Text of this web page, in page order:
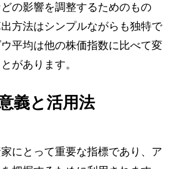
の影響を調整するためのもの
方法はシンプルながらも独特で
平均は他の株価指数に比べて変
があります。
義と活用法
にとって重要な指標であり、ア